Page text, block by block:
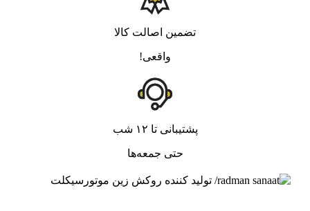
تضمین اصالت کالا
واقعی!
پشتیبانی تا ۱۲ شب
حتی جمعه‌ها